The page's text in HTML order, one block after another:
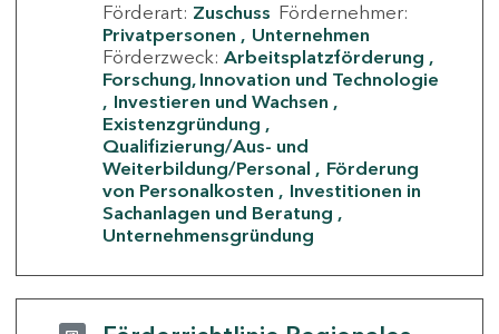
Förderart: Zuschuss Fördernehmer:
Privatpersonen
Unternehmen
Förderzweck: Arbeitsplatzförderung
Forschung, Innovation und Technologie
Investieren und Wachsen
Existenzgründung
Qualifizierung/Aus- und
Weiterbildung/Personal
Förderung
von Personalkosten
Investitionen in
Sachanlagen und Beratung
Unternehmensgründung